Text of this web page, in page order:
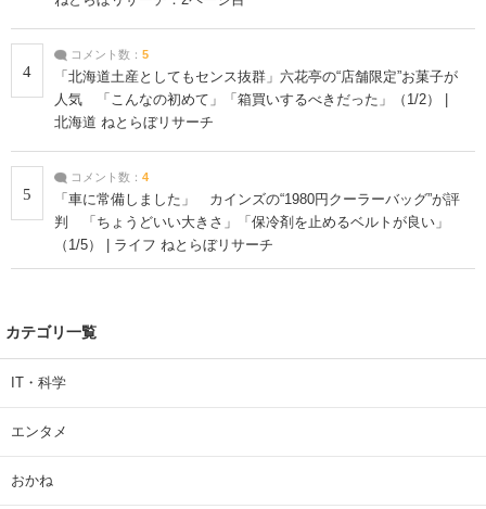
4
コメント数： 5
「北海道土産としてもセンス抜群」六花亭の“店舗限定”お菓子が
人気 「こんなの初めて」「箱買いするべきだった」（1/2） |
北海道 ねとらぼリサーチ
5
コメント数： 4
「車に常備しました」 カインズの“1980円クーラーバッグ”が評
判 「ちょうどいい大きさ」「保冷剤を止めるベルトが良い」
（1/5） | ライフ ねとらぼリサーチ
カテゴリ一覧
IT・科学
エンタメ
おかね